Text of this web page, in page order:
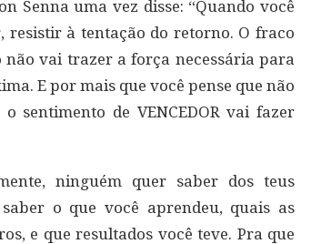
Senna uma vez disse: “Quando você
resistir à tentação do retorno. O fraco
vai trazer a força necessária para
E por mais que você pense que não
sentimento de VENCEDOR vai fazer
ninguém quer saber dos teus
o que você aprendeu, quais as
e que resultados você teve. Pra que